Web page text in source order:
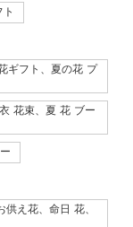
ギフト、夏の花 プ
花束、夏 花 ブー
え花、命日 花、